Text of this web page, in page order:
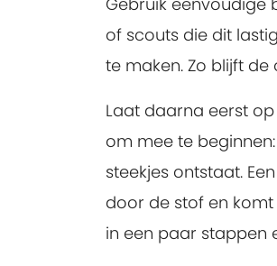
of scouts die dit
te maken. Zo blijft
Laat daarna eerst
om mee te
steekjes ontstaat.
door de stof en
in een paar stappen